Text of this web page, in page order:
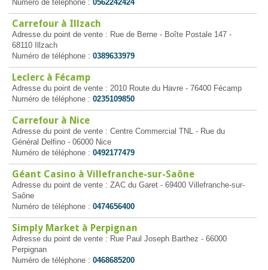
Numéro de téléphone : 0562242424
Carrefour à Illzach
Adresse du point de vente : Rue de Berne - Boîte Postale 147 -
68110 Illzach
Numéro de téléphone : 0389633979
Leclerc à Fécamp
Adresse du point de vente : 2010 Route du Havre - 76400 Fécamp
Numéro de téléphone : 0235109850
Carrefour à Nice
Adresse du point de vente : Centre Commercial TNL - Rue du
Général Delfino - 06000 Nice
Numéro de téléphone : 0492177479
Géant Casino à Villefranche-sur-Saône
Adresse du point de vente : ZAC du Garet - 69400 Villefranche-sur-
Saône
Numéro de téléphone : 0474656400
Simply Market à Perpignan
Adresse du point de vente : Rue Paul Joseph Barthez - 66000
Perpignan
Numéro de téléphone : 0468685200